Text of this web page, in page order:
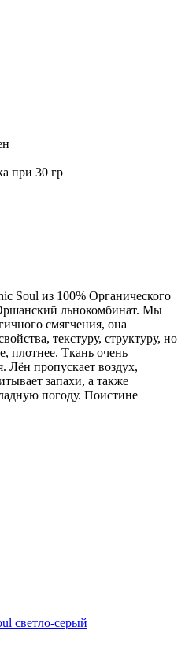
при 30 гр
Soul из 100% Органического
льнокомбинат. Мы
смягчения, она
текстуру, структуру, но
плотнее. Ткань очень
Лён пропускает воздух,
запахи, а также
погоду. Поистине
светло-серый